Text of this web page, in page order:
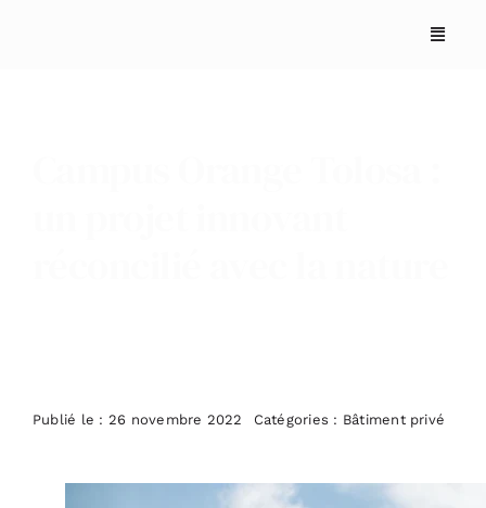
Publié le : 26 novembre 2022 Catégories : Bâtiment privé